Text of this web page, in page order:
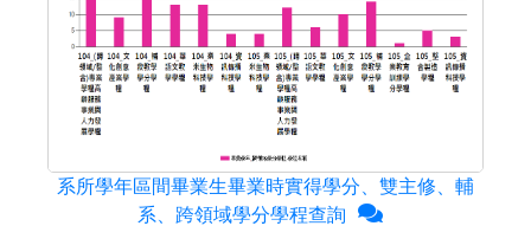
系所學年區間畢業生畢業時實得學分、雙主修、輔
系、跨領域學分學程查詢